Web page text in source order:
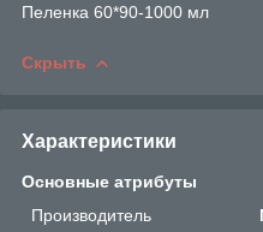
Пеленка 60*90-1000 мл
Скрыть
Характеристики
Основные атрибуты
Производитель